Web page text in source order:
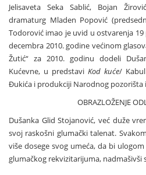
Jelisaveta Seka Sablić, Bojan
dramaturg Mladen Popović
Todorović imao je uvid u ostvarenja
decembra 2010. godine većinom
Žutić“ za 2010. godinu dodeli
Kućevne, u predstavi Kod kuće/
Đukića i produkciji Narodnog pozorišta
OBRAZLOŽENJE
Dušanka Glid Stojanović, već duže
svoj raskošni glumački talenat.
više dosege svog umeća, da bi
glumačkog rekvizitarijuma, nadmašivši